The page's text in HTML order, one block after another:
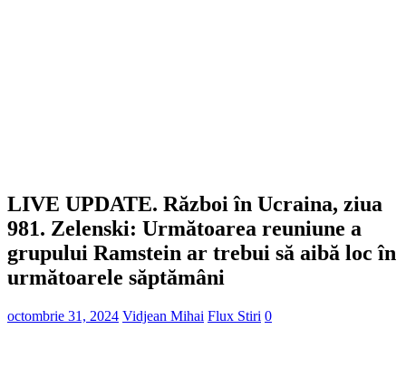
LIVE UPDATE. Război în Ucraina, ziua
981. Zelenski: Următoarea reuniune a
grupului Ramstein ar trebui să aibă loc în
următoarele săptămâni
octombrie 31, 2024 Vidjean Mihai Flux Stiri 0